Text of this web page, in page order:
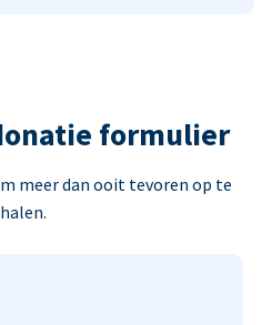
formulier
meer dan ooit tevoren op te
halen.